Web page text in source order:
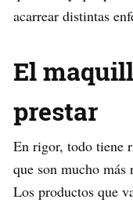
acarrear distintas
El
prestar
En rigor, todo tiene
que son mucho más
Los productos que